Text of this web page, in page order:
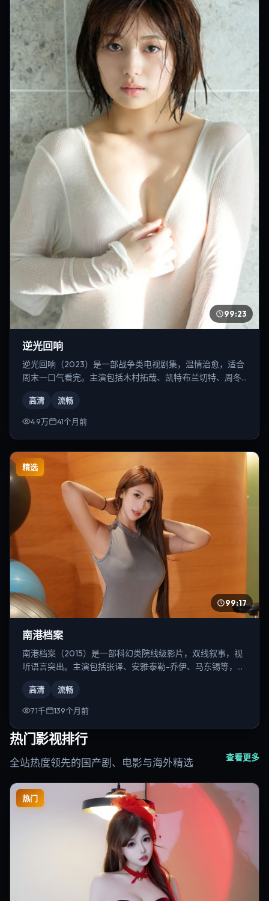
99:23
逆光回响
逆光回响（2023）是一部战争类电视剧集，温情治愈，适合
周末一口气看完。主演包括木村拓哉、凯特·布兰切特、周冬
高清 流畅
4.9万 41个月前
精选
99:17
南港档案
南港档案（2015）是一部科幻类院线级影片，双线叙事，视
听语言突出。主演包括张译、安雅·泰勒-乔伊、马东锡等，导
高清 流畅
7.1千 139个月前
热门影视排行
全站热度领先的国产剧、电影与海外精选 查看更多
热门